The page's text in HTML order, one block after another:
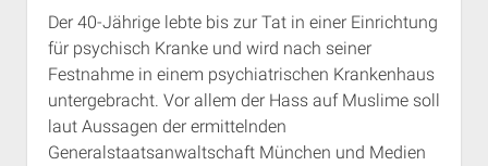
Der 40-Jährige lebte bis zur Tat in einer Einrichtung
für psychisch Kranke und wird nach seiner
Festnahme in einem psychiatrischen Krankenhaus
untergebracht. Vor allem der Hass auf Muslime soll
laut Aussagen der ermittelnden
Generalstaatsanwaltschaft München und Medien